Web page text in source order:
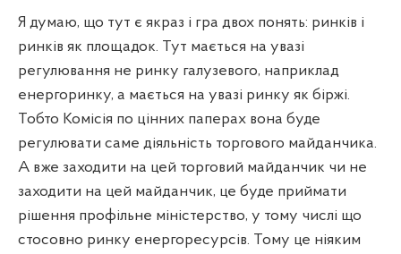
Я думаю, що тут є якраз і гра двох понять: ринків і
ринків як площадок. Тут мається на увазі
регулювання не ринку галузевого, наприклад
енергоринку, а мається на увазі ринку як біржі.
Тобто Комісія по цінних паперах вона буде
регулювати саме діяльність торгового майданчика.
А вже заходити на цей торговий майданчик чи не
заходити на цей майданчик, це буде приймати
рішення профільне міністерство, у тому числі що
стосовно ринку енергоресурсів. Тому це ніяким